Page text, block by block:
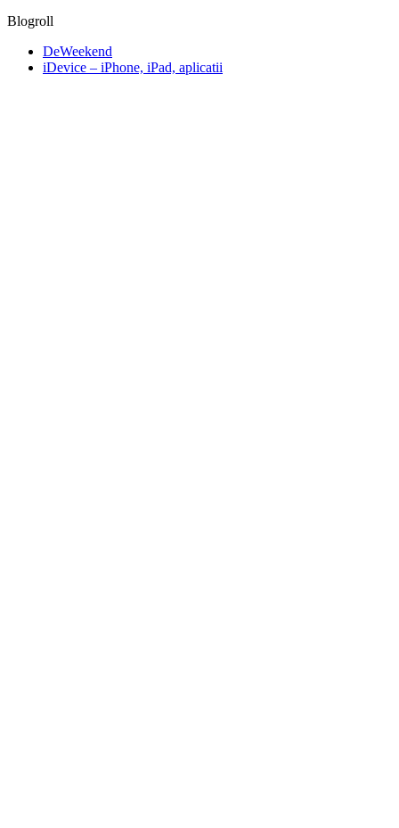
Blogroll
DeWeekend
iDevice – iPhone, iPad, aplicatii